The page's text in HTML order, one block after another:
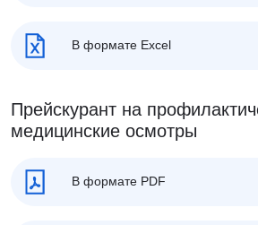
В формате Excel
Прейскурант на
медицинские осмотры
В формате PDF